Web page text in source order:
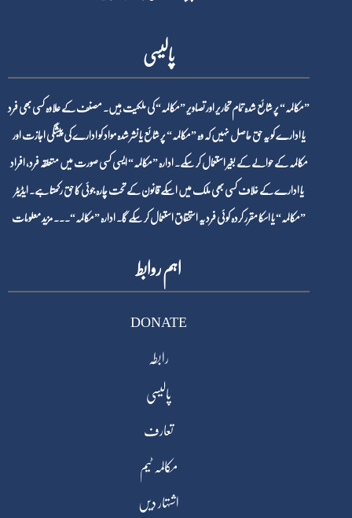
پالیسی
”مکالمہ“ پر شائع شدہ تمام تحاریر اور تصاویر ”مکالمہ“ کی ملکیت ہیں۔ مصنف کے علاوہ کسی بھی فرد
یا ادارے کو یہ حق حاصل نہیں کہ وہ ”مکالمہ“ پر شائع یا نشر شدہ مواد کو ادارے کی پیشگی اجازت اور
مکالمہ کے حوالے کے بغیر استعمال کر سکے۔ ادارہ ”مکالمہ“ ایسی کسی صورت میں متعلقہ فرد، افراد
یا ادارے کے خلاف کسی بھی ملک میں اسکے قانون کے تحت چارہ جوئی کا حق رکھتا ہے۔ ایڈیٹر
”مکالمہ“ یا اسکا مقرر کردہ کوئی فرد یہ استحقاق استعمال کر سکے گا۔ ادارہ ”مکالمہ“۔۔۔ مزید معلومات
اہم روابط
DONATE
رابطہ
پالیسی
تعارف
مکالمہ ٹیم
اشتہار دیں